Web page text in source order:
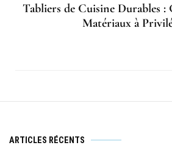
Tabliers de Cuisine Durables :
Matériaux à
ARTICLES RÉCENTS